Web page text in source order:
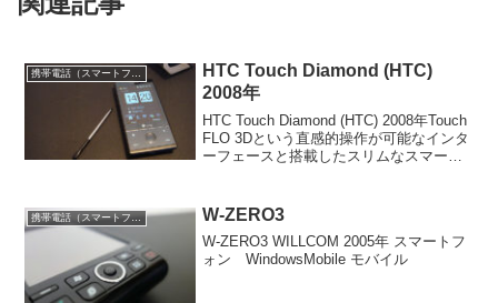
携帯電話（スマートフォン）
HTC Touch Diamond (HTC)
2008年
HTC Touch Diamond (HTC) 2008年Touch
FLO 3Dという直感的操作が可能なインタ
ーフェースと搭載したスリムなスマート
携帯電話（スマートフォン） W-ZERO3
W-ZERO3 WILLCOM 2005年 スマートフ
ォン WindowsMobile モバイル